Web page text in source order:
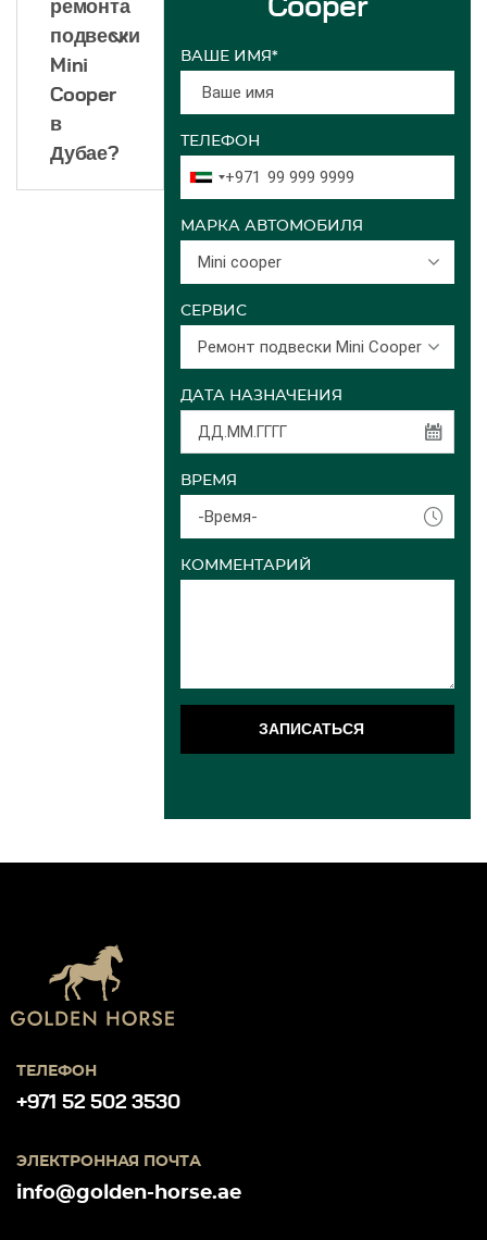
ремонта
подвески
Mini
Cooper
в
Дубае?
Cooper
ВАШЕ ИМЯ*
ТЕЛЕФОН
+971
МАРКА АВТОМОБИЛЯ
Mini cooper
СЕРВИС
Ремонт подвески Mini Cooper
ДАТА НАЗНАЧЕНИЯ
ВРЕМЯ
-Время-
КОММЕНТАРИЙ
ЗАПИСАТЬСЯ
ТЕЛЕФОН
+971 52 502 3530
ЭЛЕКТРОННАЯ ПОЧТА
info@golden-horse.ae